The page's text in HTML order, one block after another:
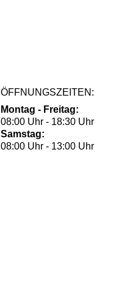
ÖFFNUNGSZEITEN:
Montag - Freitag:
08:00 Uhr - 18:30 Uhr
Samstag:
08:00 Uhr - 13:00 Uhr